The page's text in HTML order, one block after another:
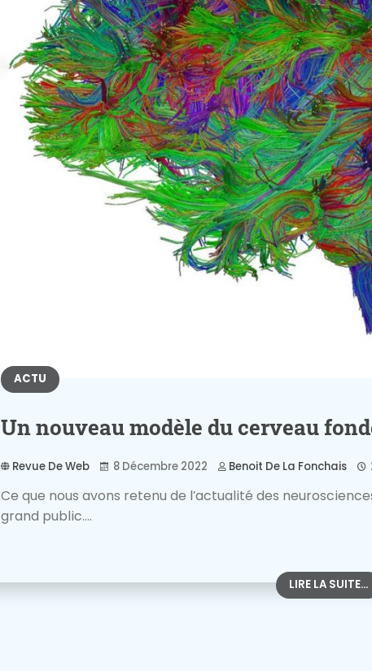
ACTU
Un nouveau modèle du cerveau
Revue De Web 8 Décembre 2022 Benoit De La Fonchais
Ce que nous avons retenu de l’actualité des
grand public....
LIRE LA SUITE...